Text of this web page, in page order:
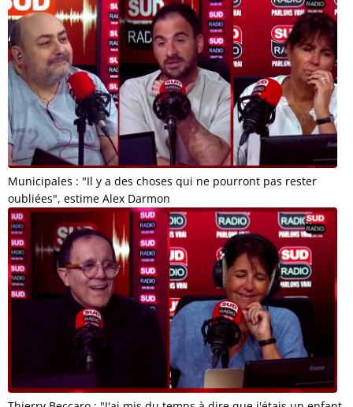
Municipales : "Il y a des choses qui ne pourront pas rester
oubliées", estime Alex Darmon